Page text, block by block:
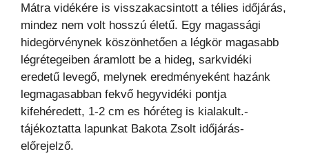
Mátra vidékére is visszakacsintott a télies időjárás,
mindez nem volt hosszú életű. Egy magassági
hidegörvénynek köszönhetően a légkör magasabb
légrétegeiben áramlott be a hideg, sarkvidéki
eredetű levegő, melynek eredményeként hazánk
legmagasabban fekvő hegyvidéki pontja
kifehéredett, 1-2 cm es hóréteg is kialakult.-
tájékoztatta lapunkat Bakota Zsolt időjárás-
előrejelző.